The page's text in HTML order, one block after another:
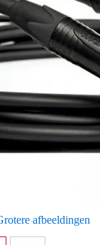
afbeeldingen